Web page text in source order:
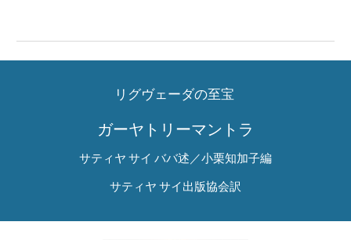
リグヴェーダの至宝
ガーヤトリーマントラ
サティヤ サイ ババ述／小栗知加子編
サティヤ サイ出版協会訳